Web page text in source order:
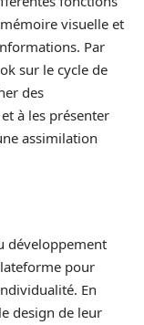
visuelle et
Par
sur le cycle de
des
à les présenter
assimilation
développement
pour
En
design de leur